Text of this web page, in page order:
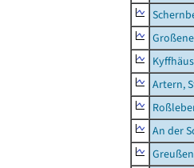
Artern,
An der